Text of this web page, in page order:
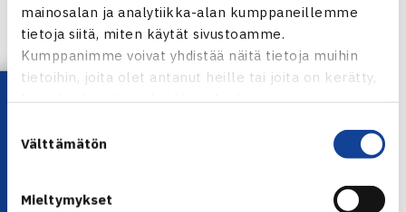
mainosalan ja analytiikka-alan kumppaneillemme
tietoja siitä, miten käytät sivustoamme.
Kumppanimme voivat yhdistää näitä tietoja muihin
tietoihin, joita olet antanut heille tai joita on kerätty,
kun olet käyttänyt heidän palvelujaan.
valinta
Välttämätön
Mieltymykset
Pistetilanne:https://www.tennis.fi/kilpailut/tykkimaki+mini-
+ja+miditennis+tour/pistetilanne/
Kuva: Grani Tennis
Lataa OmaTennis!